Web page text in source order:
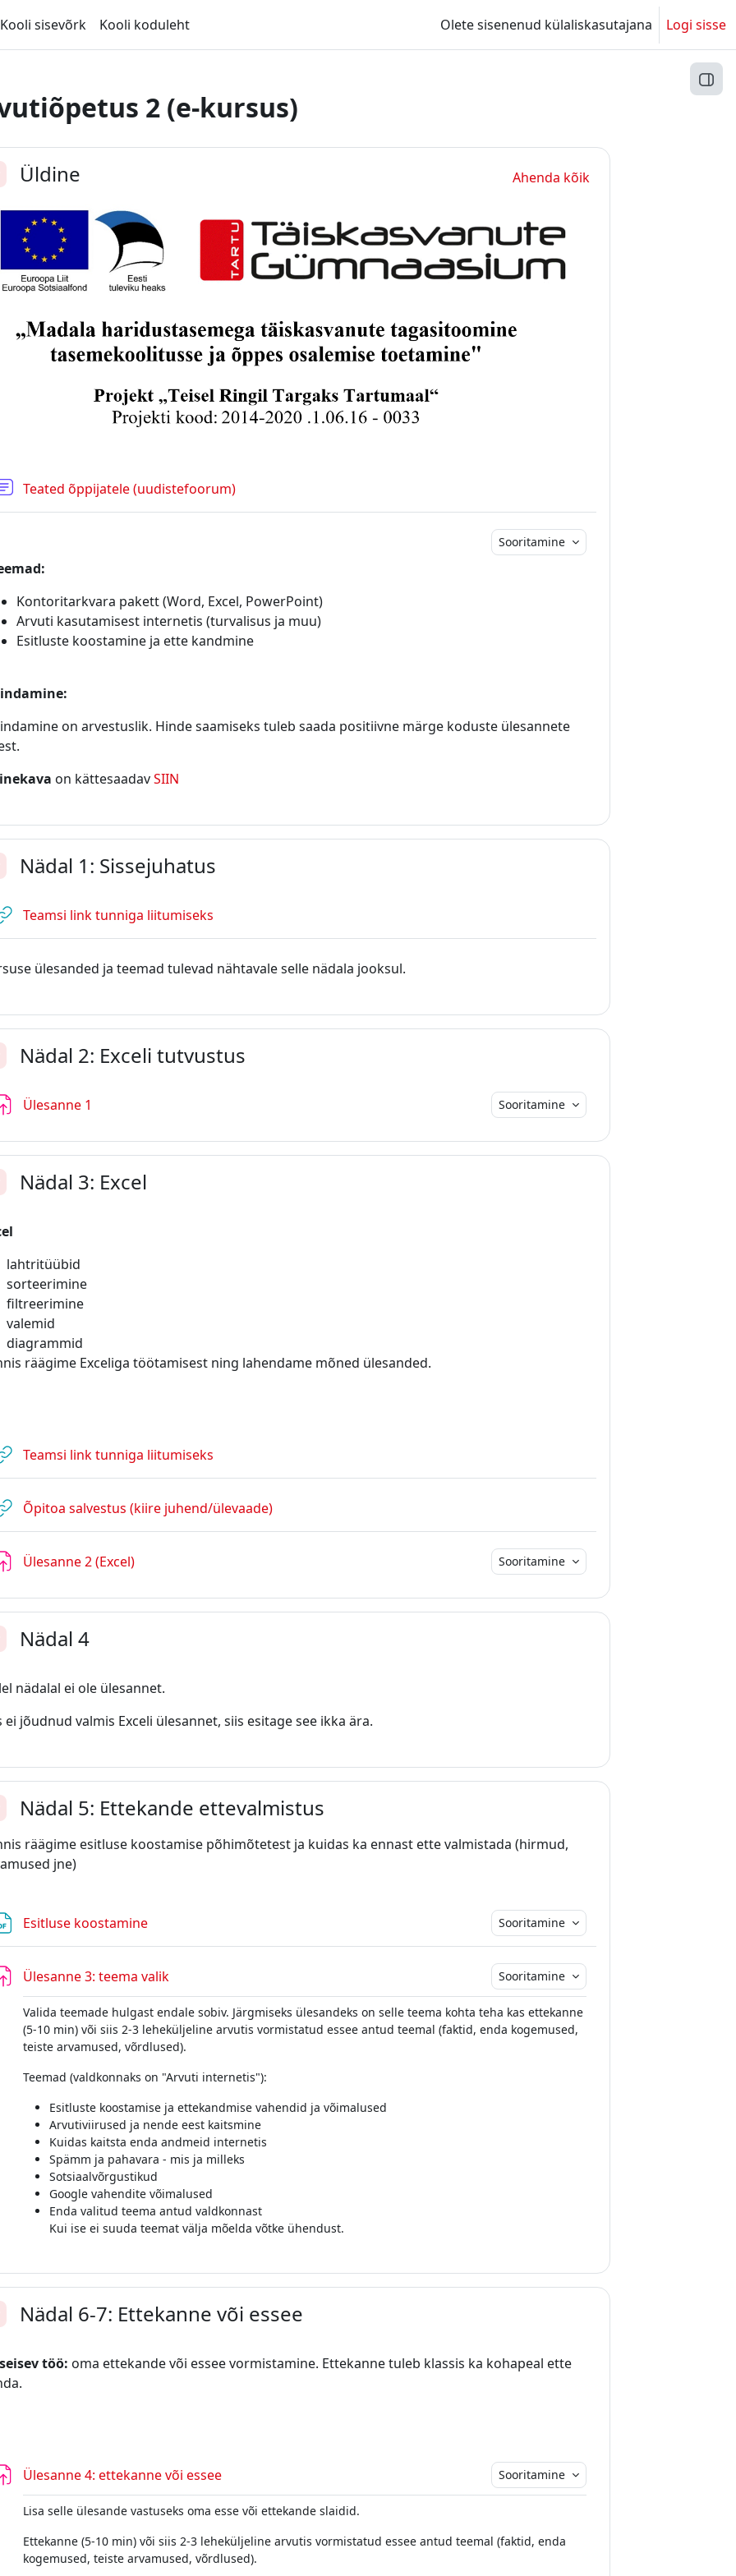
Kooli sisevõrk Kooli koduleht Olete sisenenud külaliskasutajana Logi sisse
Ava
2 (e-kursus)
outline
Üldine Ahenda kõik
Teated õppijatele (uudistefoorum)
Sooritamine
Kontoritarkvara pakett (Word, Excel, PowerPoint)
Arvuti kasutamisest internetis (turvalisus ja muu)
Esitluste koostamine ja ette kandmine
on arvestuslik. Hinde saamiseks tuleb saada positiivne märge koduste ülesannete
on kättesaadavSIIN
Nädal 1: Sissejuhatus
Teamsi link tunniga liitumiseksURL
ülesanded ja teemad tulevad nähtavale selle nädala jooksul.
Nädal 2: Exceli tutvustus
Ülesanne 1 Sooritamine
Nädal 3: Excel
lahtritüübid
sorteerimine
filtreerimine
valemid
diagrammid
räägime Exceliga töötamisest ning lahendame mõned ülesanded.
Teamsi link tunniga liitumiseksURL
Õpitoa salvestus (kiire juhend/ülevaade)URL
Ülesanne 2 (Excel) Sooritamine
Nädal 4
nädalal ei ole ülesannet.
ei jõudnud valmis Exceli ülesannet, siis esitage see ikka ära.
Nädal 5: Ettekande ettevalmistus
räägime esitluse koostamise põhimõtetest ja kuidas ka ennast ette valmistada (hirmud,
jne)
Esitluse koostamine Sooritamine
Ülesanne 3: teema valik Sooritamine
Valida teemade hulgast endale sobiv. Järgmiseks ülesandeks on selle teema kohta teha kas ettekanne
(5-10 min) või siis 2-3 leheküljeline arvutis vormistatud essee antud teemal (faktid, enda kogemused,
teiste arvamused, võrdlused).
Teemad (valdkonnaks on "Arvuti internetis"):
Esitluste koostamise ja ettekandmise vahendid ja võimalused
Arvutiviirused ja nende eest kaitsmine
Kuidas kaitsta enda andmeid internetis
Spämm ja pahavara - mis ja milleks
Sotsiaalvõrgustikud
Google vahendite võimalused
Enda valitud teema antud valdkonnast
Kui ise ei suuda teemat välja mõelda võtke ühendust.
Nädal 6-7: Ettekanne või essee
töö: oma ettekande või essee vormistamine. Ettekanne tuleb klassis ka kohapeal ette
Ülesanne 4: ettekanne või essee Sooritamine
Lisa selle ülesande vastuseks oma esse või ettekande slaidid.
Ettekanne (5-10 min) või siis 2-3 leheküljeline arvutis vormistatud essee antud teemal (faktid, enda
kogemused, teiste arvamused, võrdlused).